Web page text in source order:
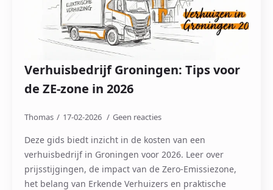
Verhuisbedrijf Groningen: Tips voor
de ZE-zone in 2026
Thomas 17-02-2026 Geen reacties
Deze gids biedt inzicht in de kosten van een
verhuisbedrijf in Groningen voor 2026. Leer over
prijsstijgingen, de impact van de Zero-Emissiezone,
het belang van Erkende Verhuizers en praktische